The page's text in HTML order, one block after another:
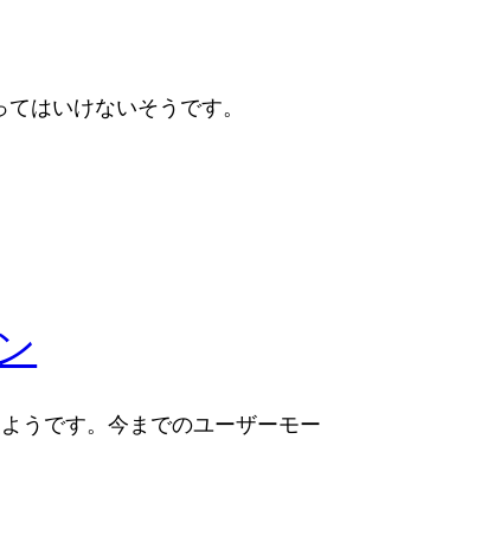
はいけないそうです。
うです。今までのユーザーモー